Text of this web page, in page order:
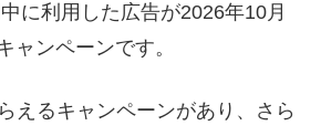
に利用した広告が2026年10月
ャンペーンです。
えるキャンペーンがあり、さら